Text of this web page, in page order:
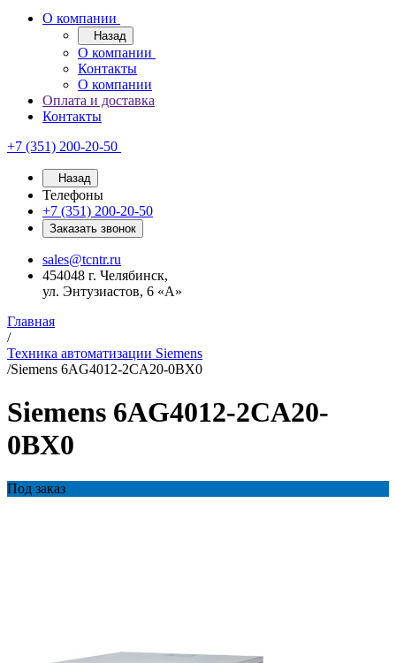
О компании
Назад
О компании
Контакты
О компании
Оплата и доставка
Контакты
+7 (351) 200-20-50
Назад
Телефоны
+7 (351) 200-20-50
Заказать звонок
sales@tcntr.ru
454048 г. Челябинск,
ул. Энтузиастов, 6 «А»
Главная
/
Техника автоматизации Siemens
/Siemens 6AG4012-2CA20-0BX0
Siemens 6AG4012-2CA20-
0BX0
Под заказ